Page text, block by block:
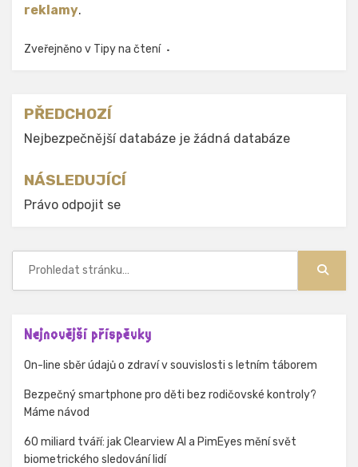
reklamy.
Zveřejněno v Tipy na čtení
Navigace
pro
příspěvek
PŘEDCHOZÍ
Nejbezpečnější databáze je žádná databáze
NÁSLEDUJÍCÍ
Právo odpojit se
Nejnovější příspěvky
On-line sběr údajů o zdraví v souvislosti s letním táborem
Bezpečný smartphone pro děti bez rodičovské kontroly?
Máme návod
60 miliard tváří: jak Clearview AI a PimEyes mění svět
biometrického sledování lidí